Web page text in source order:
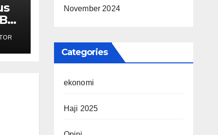
November 2024
Categories
ekonomi
Haji 2025